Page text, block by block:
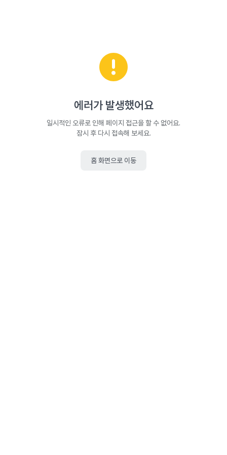
에러가 발생했어요
일시적인 오류로 인해 페이지 접근을 할 수 없어요.
잠시 후 다시 접속해 보세요.
홈 화면으로 이동